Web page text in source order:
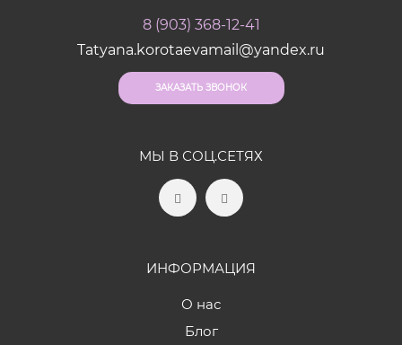
8 (903) 368-12-41
Tatyana.korotaevamail@yandex.ru
ЗАКАЗАТЬ ЗВОНОК
МЫ В СОЦ.СЕТЯХ
ИНФОРМАЦИЯ
О нас
Блог